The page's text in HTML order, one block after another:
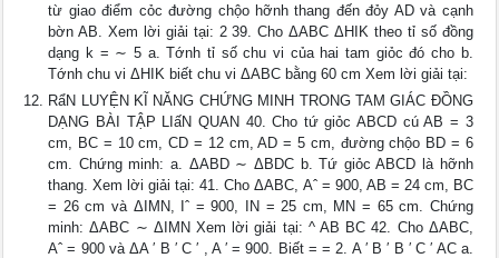
từ giao điểm cỏc đường chộo hỡnh thang đến đỏy AD và cạnh
bờn AB. Xem lời giải tại: 2 39. Cho ΔABC ΔHIK theo tỉ số đồng
dạng k = ∼ 5 a. Tớnh tỉ số chu vi của hai tam giỏc đó cho b.
Tớnh chu vi ΔHIK biết chu vi ΔABC bằng 60 cm Xem lời giải tại:
RẩN LUYỆN KĨ NĂNG CHỨNG MINH TRONG TAM GIÁC ĐỒNG
DẠNG BÀI TẬP LIấN QUAN 40. Cho tứ giỏc ABCD cú AB = 3
cm, BC = 10 cm, CD = 12 cm, AD = 5 cm, đường chộo BD = 6
cm. Chứng minh: a. ΔABD ∼ ΔBDC b. Tứ giỏc ABCD là hỡnh
thang. Xem lời giải tại: 41. Cho ΔABC, Aˆ = 900, AB = 24 cm, BC
= 26 cm và ΔIMN, Iˆ = 900, IN = 25 cm, MN = 65 cm. Chứng
minh: ΔABC ∼ ΔIMN Xem lời giải tại: ^ AB BC 42. Cho ΔABC,
Aˆ = 900 và ΔA ′ B ′ C ′ , A ′ = 900. Biết = = 2. A ′ B ′ B ′ C ′ AC a.